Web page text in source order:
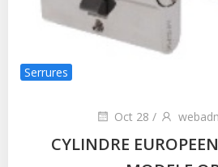
Serrures
Oct 28 /
CYLINDRE